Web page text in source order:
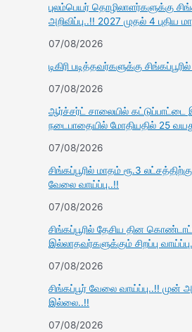
புலம்பெயர் தொழிலாளர்களுக்கு
அறிவிப்பு..!! 2027 முதல் 4 புதிய
07/08/2026
டிகிரி படித்தவர்களுக்கு
07/08/2026
ஆர்ச்சர்ட் சாலையில் கட்டுப்பாட்டை
நடைபாதையில் மோதியதில் 25
07/08/2026
சிங்கப்பூரில் மாதம் ரூ.3
வேலை வாய்ப்பு..!!
07/08/2026
சிங்கப்பூரில் தேசிய தின
இல்லாதவர்களுக்கும் சிறப்பு
07/08/2026
சிங்கப்பூர் வேலை வாய்ப்பு..!! முன்
இல்லை..!!
07/08/2026